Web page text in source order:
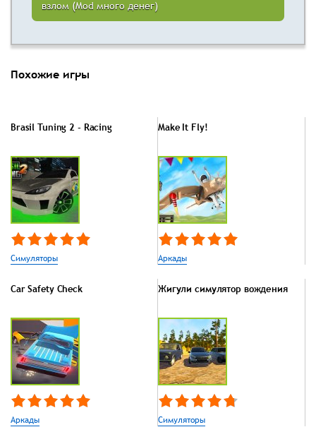
взлом (Mod много денег)
Похожие игры
Brasil Tuning 2 - Racing
Симуляторы
Make It Fly!
Аркады
Car Safety Check
Аркады
Жигули симулятор вождения
Симуляторы